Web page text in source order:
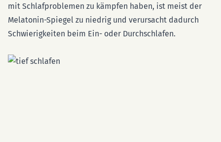
mit Schlafproblemen zu kämpfen haben, ist meist der
Melatonin-Spiegel zu niedrig und verursacht dadurch
Schwierigkeiten beim Ein- oder Durchschlafen.